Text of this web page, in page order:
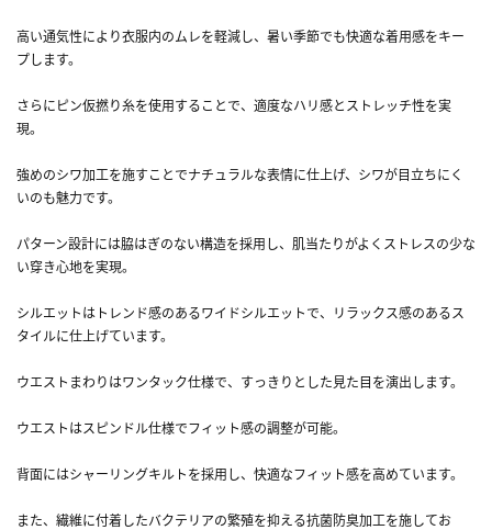
高い通気性により衣服内のムレを軽減し、暑い季節でも快適な着用感をキー
プします。
さらにピン仮撚り糸を使用することで、適度なハリ感とストレッチ性を実
現。
強めのシワ加工を施すことでナチュラルな表情に仕上げ、シワが目立ちにく
いのも魅力です。
パターン設計には脇はぎのない構造を採用し、肌当たりがよくストレスの少な
い穿き心地を実現。
シルエットはトレンド感のあるワイドシルエットで、リラックス感のあるス
タイルに仕上げています。
ウエストまわりはワンタック仕様で、すっきりとした見た目を演出します。
ウエストはスピンドル仕様でフィット感の調整が可能。
背面にはシャーリングキルトを採用し、快適なフィット感を高めています。
また、繊維に付着したバクテリアの繁殖を抑える抗菌防臭加工を施してお